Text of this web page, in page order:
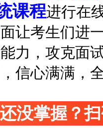
课程进行在
让考生们进
力，攻克面
信心满满，
没掌握？